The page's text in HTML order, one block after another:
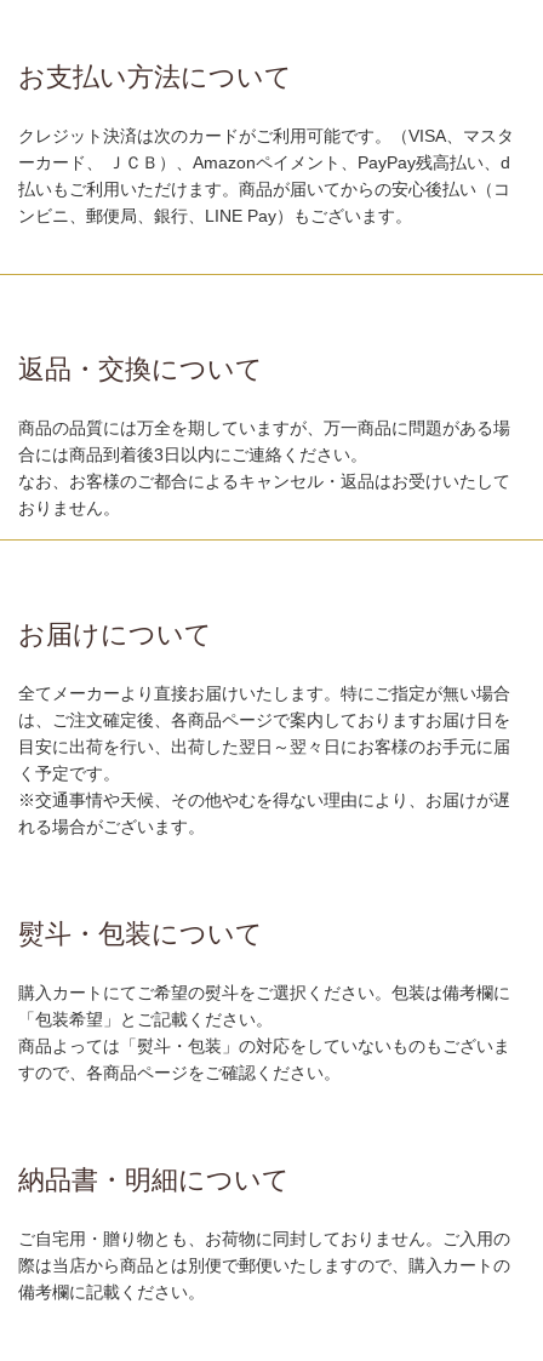
お支払い方法について
クレジット決済は次のカードがご利用可能です。（VISA、マスタ
ーカード、 ＪＣＢ）、Amazonペイメント、PayPay残高払い、d
払いもご利用いただけます。商品が届いてからの安心後払い（コ
ンビニ、郵便局、銀行、LINE Pay）もございます。
返品・交換について
商品の品質には万全を期していますが、万一商品に問題がある場
合には商品到着後3日以内にご連絡ください。
なお、お客様のご都合によるキャンセル・返品はお受けいたして
おりません。
お届けについて
全てメーカーより直接お届けいたします。特にご指定が無い場合
は、ご注文確定後、各商品ページで案内しておりますお届け日を
目安に出荷を行い、出荷した翌日～翌々日にお客様のお手元に届
く予定です。
※交通事情や天候、その他やむを得ない理由により、お届けが遅
れる場合がございます。
熨斗・包装について
購入カートにてご希望の熨斗をご選択ください。包装は備考欄に
「包装希望」とご記載ください。
商品よっては「熨斗・包装」の対応をしていないものもございま
すので、各商品ページをご確認ください。
納品書・明細について
ご自宅用・贈り物とも、お荷物に同封しておりません。ご入用の
際は当店から商品とは別便で郵便いたしますので、購入カートの
備考欄に記載ください。